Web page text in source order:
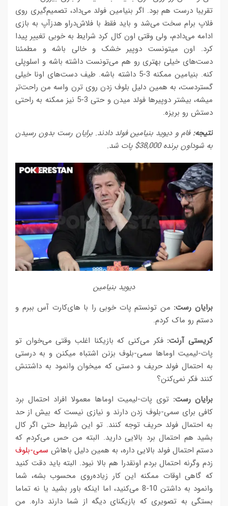
تقریبا درست هم بود. اگر بنیامین فولد می‌داد، تصمیم‌گیری روی
فلاپ برام سخت می‌شد و باید فقط با فلاش‌دراو هدزآپ به بازی
ادامه می‌دادم، ولی وقتی اون کال کرد شرایط به خوبی تغییر پیدا
کرد. اون میتونست دوپیر خشک و خالی باشه و مطمئنا
دست‌های خیلی بهتری رو هم می‌تونست داشته باشه و اسلوپلی
کنه. بنیامین ممکنه 3-5 داشته باشه. طیف دست‌های اونا خیلی
گستردست، به همین دلیل بلوف زدن روی ترن واسه من راحت‌تر
میشه، بیشتر دوپیرها فولد میدن و حتی 3-5 نیز ممکنه به راحتی
دستش رو بریزه.
نتیجه: فام و دیوید بنیامین فولد دادند. برایان رست بدون رسیدن
به شوداون برنده 38,000$ پات شد.
دیوید بنیامین
برایان رست: من تونستم پات خوبی را با های‌کارت آس ببرم و
دستم رو ماک کردم.
کریستی آرنت: فکر می‌کنی که بازیکنا اغلب وقتی می‌خوان تو
پات-لیمیت اوماها سمی-بلوف بزنن اشتباه میکنن و به درستی
به احتمال فولد حریف و دستی که میخوان وانمود به داشتنش
کنند فکر نمی‌کنن؟
برایان رست: توی پات-لیمیت اوماها معمولا افراد احتمال برد
کافی برای سمی-بلوف زدن دارند و نیازی نیست که بیش از حد
به احتمال فولد حریف توجه کنند. تو این شرایط حتی اگر کال
بشید هم احتمال برد بالایی دارید. البته من حس می‌کردم که
دستم احتمال فولد بالایی داره، به همین دلیل باهاش سمی-بلوف
زدم وگرنه احتمال بردم اونقدرا هم بالا نبود. البته باید دقت کنید
که گاهی اوقات ممکنه این کار زیاده‌روی محسوب بشه، شما
وانمود به داشتن 10-8 می‌کنید، اما اینکه باور بشید یا نه تماما
بستگی به تصویری که بازیکنای دیگه از شما دارند داره. من